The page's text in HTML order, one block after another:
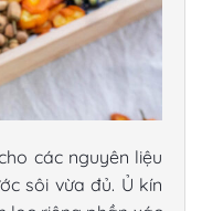
các nguyên liệu
sôi vừa đủ. Ủ kín